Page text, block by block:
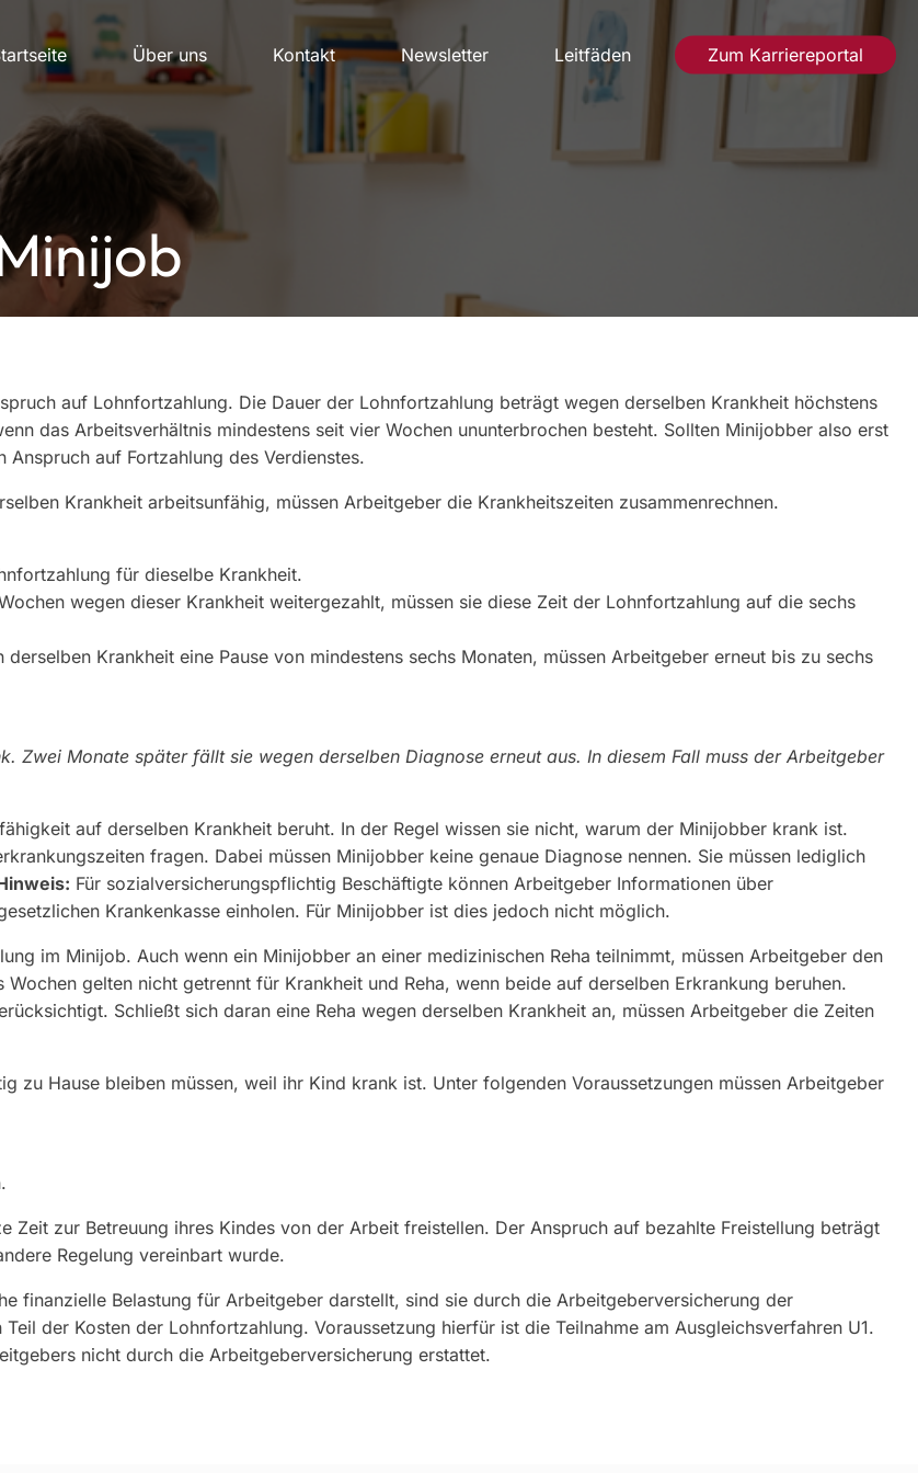
Über uns Kontakt Newsletter Leitfäden Zum Karriereportal
auf Lohnfortzahlung. Die Dauer der Lohnfortzahlung beträgt wegen derselben Krankheit höchstens
das Arbeitsverhältnis mindestens seit vier Wochen ununterbrochen besteht. Sollten Minijobber also erst
auf Fortzahlung des Verdienstes.
Krankheit arbeitsunfähig, müssen Arbeitgeber die Krankheitszeiten zusammenrechnen.
für dieselbe Krankheit.
wegen dieser Krankheit weitergezahlt, müssen sie diese Zeit der Lohnfortzahlung auf die sechs
Krankheit eine Pause von mindestens sechs Monaten, müssen Arbeitgeber erneut bis zu sechs
Zwei Monate später fällt sie wegen derselben Diagnose erneut aus. In diesem Fall muss der Arbeitgeber
auf derselben Krankheit beruht. In der Regel wissen sie nicht, warum der Minijobber krank ist.
fragen. Dabei müssen Minijobber keine genaue Diagnose nennen. Sie müssen lediglich
Für sozialversicherungspflichtig Beschäftigte können Arbeitgeber Informationen über
Krankenkasse einholen. Für Minijobber ist dies jedoch nicht möglich.
im Minijob. Auch wenn ein Minijobber an einer medizinischen Reha teilnimmt, müssen Arbeitgeber den
gelten nicht getrennt für Krankheit und Reha, wenn beide auf derselben Erkrankung beruhen.
Schließt sich daran eine Reha wegen derselben Krankheit an, müssen Arbeitgeber die Zeiten
zu Hause bleiben müssen, weil ihr Kind krank ist. Unter folgenden Voraussetzungen müssen Arbeitgeber
Zeit zur Betreuung ihres Kindes von der Arbeit freistellen. Der Anspruch auf bezahlte Freistellung beträgt
Regelung vereinbart wurde.
finanzielle Belastung für Arbeitgeber darstellt, sind sie durch die Arbeitgeberversicherung der
der Kosten der Lohnfortzahlung. Voraussetzung hierfür ist die Teilnahme am Ausgleichsverfahren U1.
nicht durch die Arbeitgeberversicherung erstattet.